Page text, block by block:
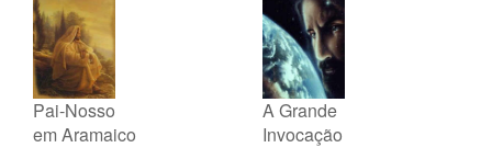
Pai-Nosso
em Aramaico
A Grande
Invocação